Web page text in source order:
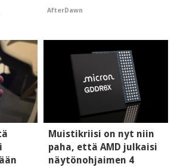
AfterDawn
Muistikriisi on nyt niin
paha, että AMD julkaisi
näytönohjaimen 4